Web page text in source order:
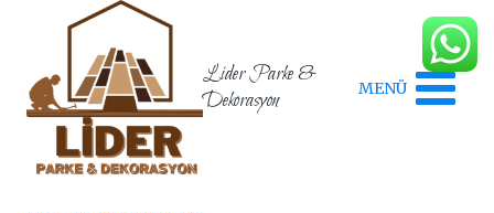
content
Lider Parke &
Dekorasyon
MENÜ